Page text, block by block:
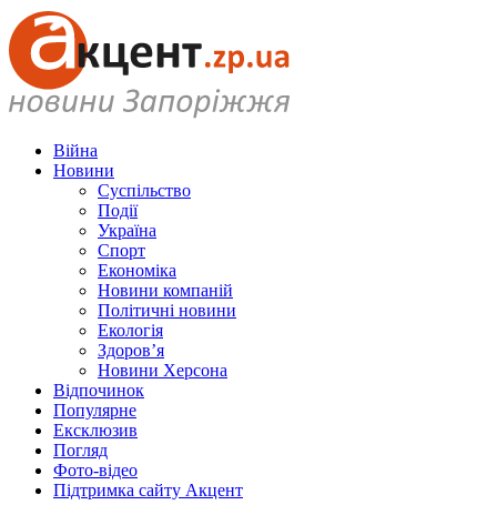
Війна
Новини
Суспільство
Події
Україна
Спорт
Економіка
Новини компаній
Політичні новини
Екологія
Здоров’я
Новини Херсона
Відпочинок
Популярне
Ексклюзив
Погляд
Фото-відео
Підтримка сайту Акцент